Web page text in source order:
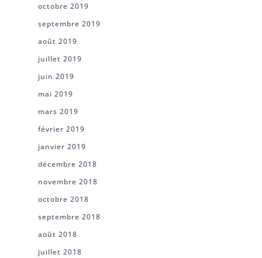
octobre 2019
septembre 2019
août 2019
juillet 2019
juin 2019
mai 2019
mars 2019
février 2019
janvier 2019
décembre 2018
novembre 2018
octobre 2018
septembre 2018
août 2018
juillet 2018